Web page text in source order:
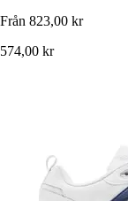
Från 823,00 kr
574,00 kr